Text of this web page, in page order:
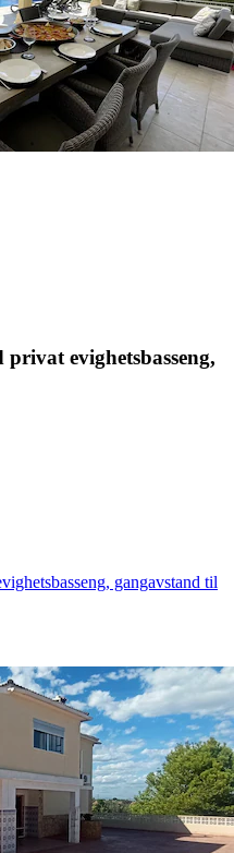
evighetsbasseng,
gangavstand til